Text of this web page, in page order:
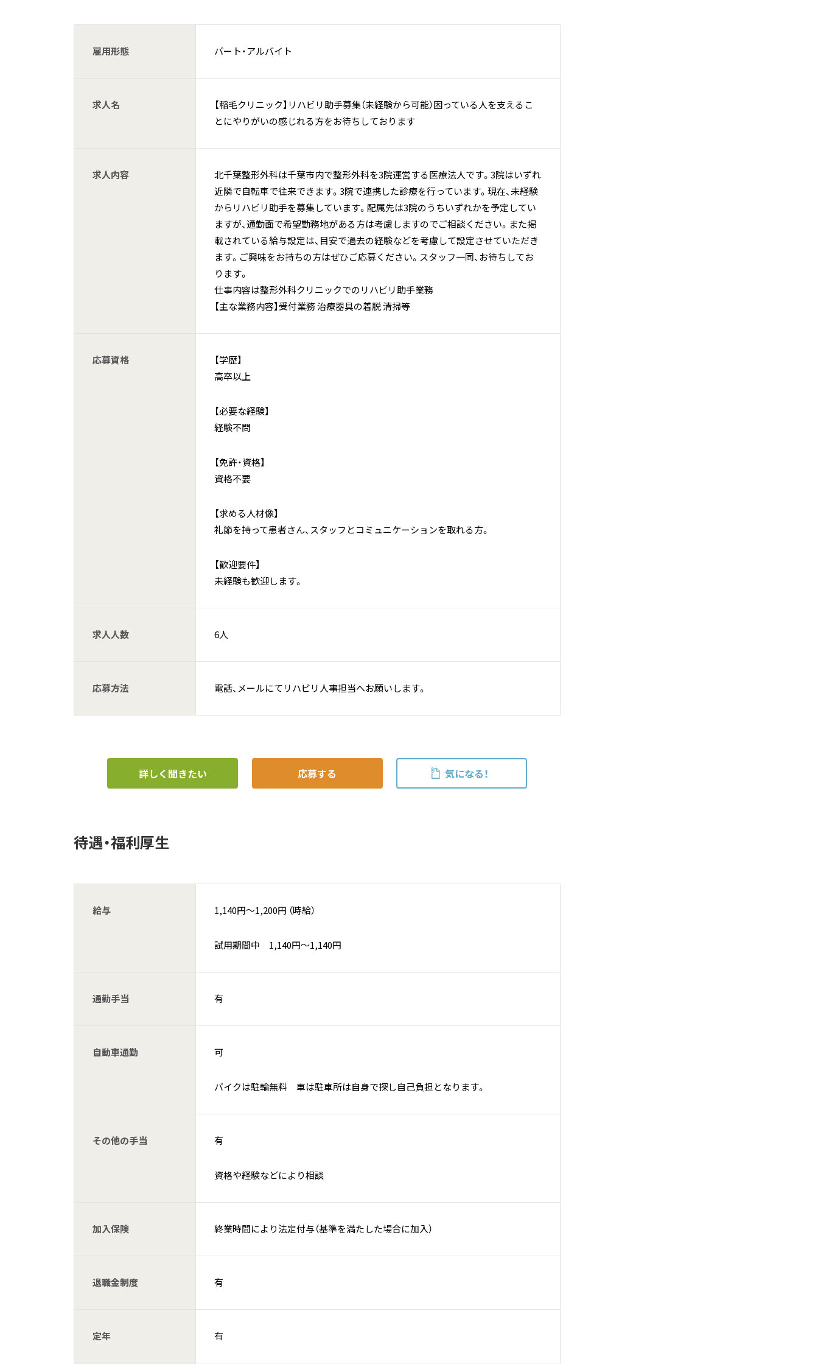
雇用形態 パート・アルバイト
求人名
【稲毛クリニック】リハビリ助手募集（未経験から可能）困っている人を支えるこ
とにやりがいの感じれる方をお待ちしております
求人内容
北千葉整形外科は千葉市内で整形外科を3院運営する医療法人です。3院はいずれ
近隣で自転車で往来できます。3院で連携した診療を行っています。現在、未経験
からリハビリ助手を募集しています。配属先は3院のうちいずれかを予定してい
ますが、通勤面で希望勤務地がある方は考慮しますのでご相談ください。また掲
載されている給与設定は、目安で過去の経験などを考慮して設定させていただき
ます。ご興味をお持ちの方はぜひご応募ください。スタッフ一同、お待ちしてお
ります。
仕事内容は整形外科クリニックでのリハビリ助手業務
【主な業務内容】受付業務 治療器具の着脱 清掃等
応募資格
【学歴】
高卒以上
【必要な経験】
経験不問
【免許・資格】
資格不要
【求める人材像】
礼節を持って患者さん、スタッフとコミュニケーションを取れる方。
【歓迎要件】
未経験も歓迎します。
求人人数 6人
応募方法 電話、メールにてリハビリ人事担当へお願いします。
詳しく聞きたい 応募する 気になる！
待遇・福利厚生
給与 1,140円〜1,200円 （時給）
試用期間中 1,140円〜1,140円
通勤手当 有
自動車通勤 可
バイクは駐輪無料 車は駐車所は自身で探し自己負担となります。
その他の手当 有
資格や経験などにより相談
加入保険 終業時間により法定付与（基準を満たした場合に加入）
退職金制度 有
定年 有